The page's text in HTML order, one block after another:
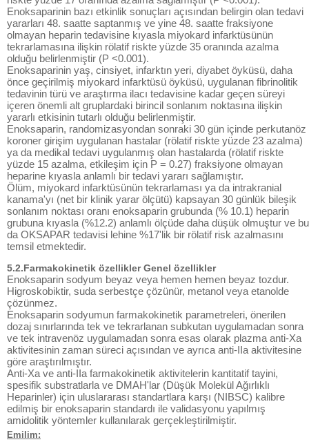
Enoksaparinin bazı etkinlik sonuçları açısından belirgin olan tedavi
yararları 48. saatte saptanmış ve yine 48. saatte fraksiyone
olmayan heparin tedavisine kıyasla miyokard infarktüsünün
tekrarlamasına ilişkin rölatif riskte yüzde 35 oranında azalma
olduğu belirlenmiştir (P <0.001).
Enoksaparinin yaş, cinsiyet, infarktın yeri, diyabet öyküsü, daha
önce geçirilmiş miyokard infarktüsü öyküsü, uygulanan fibrinolitik
tedavinin türü ve araştırma ilacı tedavisine kadar geçen süreyi
içeren önemli alt gruplardaki birincil sonlanım noktasına ilişkin
yararlı etkisinin tutarlı olduğu belirlenmiştir.
Enoksaparin, randomizasyondan sonraki 30 gün içinde perkutanöz
koroner girişim uygulanan hastalar (rölatif riskte yüzde 23 azalma)
ya da medikal tedavi uygulanmış olan hastalarda (rölatif riskte
yüzde 15 azalma, etkileşim için P = 0.27) fraksiyone olmayan
heparine kıyasla anlamlı bir tedavi yararı sağlamıştır.
Ölüm, miyokard infarktüsünün tekrarlaması ya da intrakranial
kanama'yı (net bir klinik yarar ölçütü) kapsayan 30 günlük bileşik
sonlanım noktası oranı enoksaparin grubunda (% 10.1) heparin
grubuna kıyasla (%12.2) anlamlı ölçüde daha düşük olmuştur ve bu
da OKSAPAR tedavisi lehine %17'lik bir rölatif risk azalmasını
temsil etmektedir.
5.2.Farmakokinetik özellikler Genel özellikler
Enoksaparin sodyum beyaz veya hemen hemen beyaz tozdur.
Higroskobiktir, suda serbestçe çözünür, metanol veya etanolde
çözünmez.
Enoksaparin sodyumun farmakokinetik parametreleri, önerilen
dozaj sınırlarında tek ve tekrarlanan subkutan uygulamadan sonra
ve tek intravenöz uygulamadan sonra esas olarak plazma anti-Xa
aktivitesinin zaman süreci açısından ve ayrıca anti-IIa aktivitesine
göre araştırılmıştır.
Anti-Xa ve anti-IIa farmakokinetik aktivitelerin kantitatif tayini,
spesifik substratlarla ve DMAH'lar (Düşük Molekül Ağırlıklı
Heparinler) için uluslararası standartlara karşı (NIBSC) kalibre
edilmiş bir enoksaparin standardı ile validasyonu yapılmış
amidolitik yöntemler kullanılarak gerçekleştirilmiştir.
Emilim: